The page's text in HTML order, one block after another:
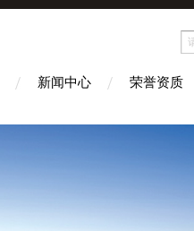
新闻中心 荣誉资质